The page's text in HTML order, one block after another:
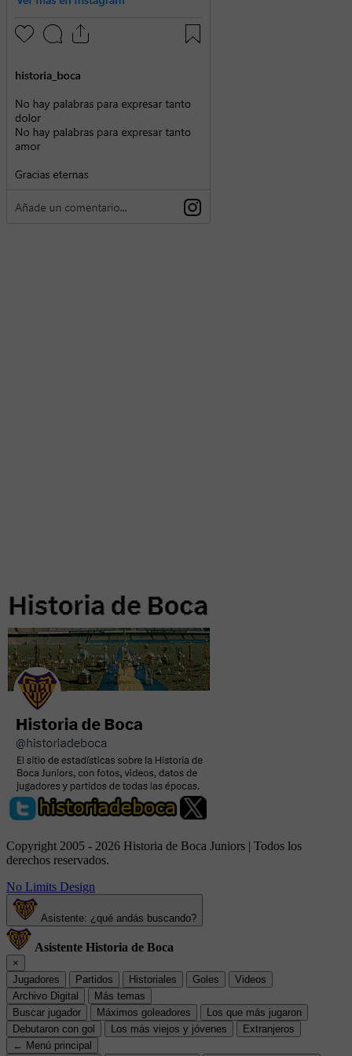
Copyright 2005 - 2026 Historia de Boca Juniors | Todos los
derechos reservados.
No Limits Design
Asistente: ¿qué andás buscando?
Asistente Historia de Boca
×
Jugadores
Partidos Historiales Goles
Videos
Archivo Digital
Más temas
Buscar jugador
Máximos goleadores
Los que más jugaron
Debutaron con gol
Los más viejos y jóvenes
Extranjeros
← Menú principal